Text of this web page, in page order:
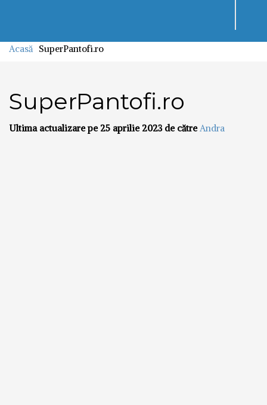
Acasă SuperPantofi.ro
SuperPantofi.ro
Ultima actualizare pe 25 aprilie 2023 de către Andra